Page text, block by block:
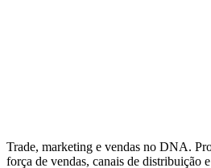
Trade, marketing e vendas no DNA.
força de vendas, canais de distribuição